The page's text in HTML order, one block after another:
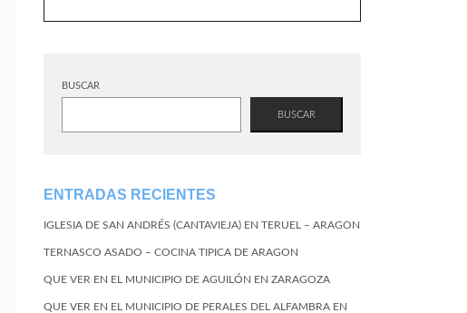
BUSCAR
BUSCAR
ENTRADAS RECIENTES
IGLESIA DE SAN ANDRÉS (CANTAVIEJA) EN TERUEL – ARAGON
TERNASCO ASADO – COCINA TIPICA DE ARAGON
QUE VER EN EL MUNICIPIO DE AGUILÓN EN ZARAGOZA
QUE VER EN EL MUNICIPIO DE PERALES DEL ALFAMBRA EN